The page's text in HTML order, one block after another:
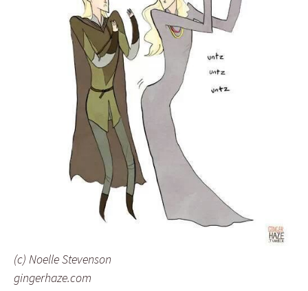
(c) Noelle Stevenson
gingerhaze.com